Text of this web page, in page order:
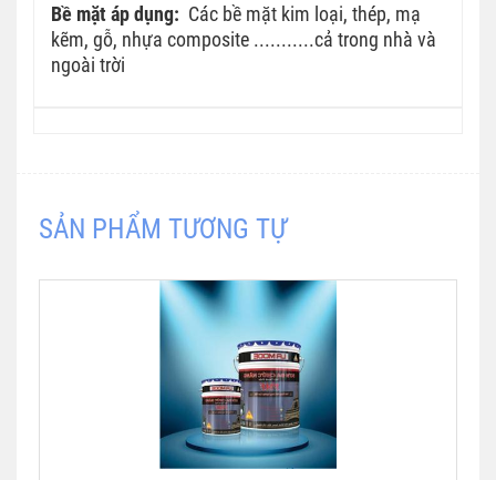
Bề mặt áp dụng: Các bề mặt kim loại, thép, mạ
kẽm, gỗ, nhựa composite ...........cả trong nhà và
ngoài trời
SẢN PHẨM TƯƠNG TỰ